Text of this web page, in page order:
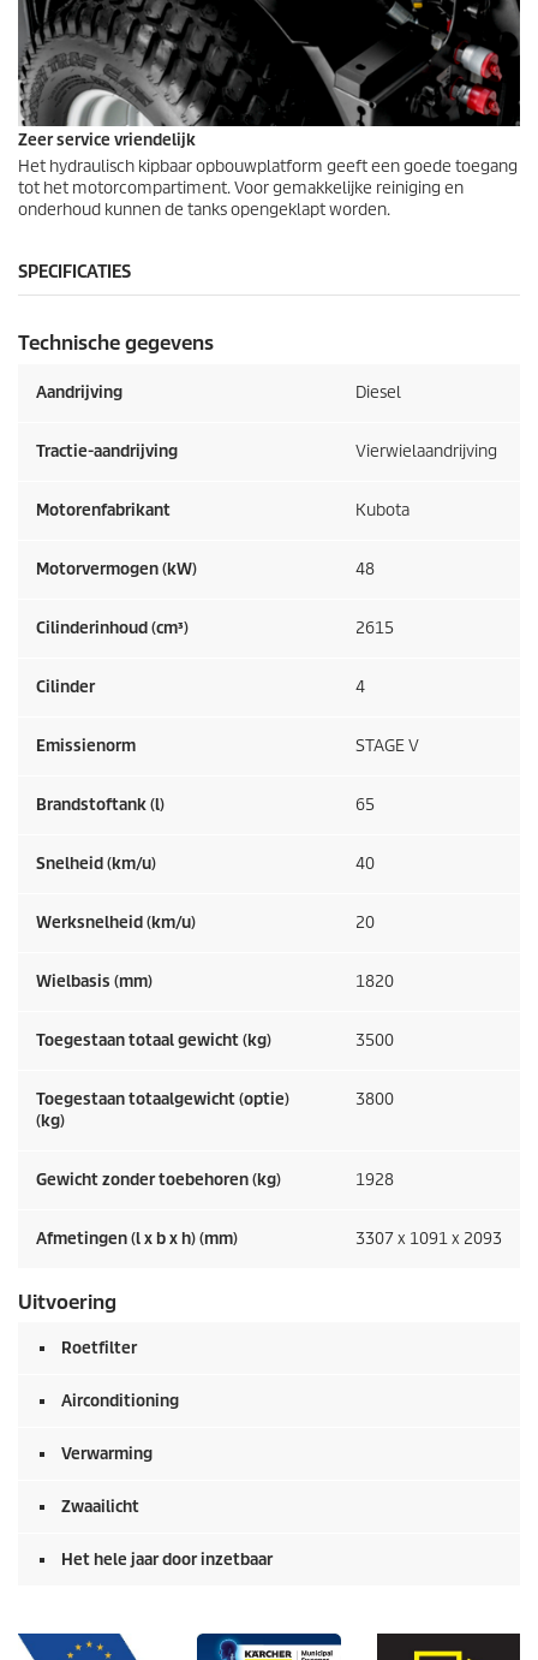
Zeer service vriendelijk
Het hydraulisch kipbaar opbouwplatform geeft een goede toegang
tot het motorcompartiment. Voor gemakkelijke reiniging en
onderhoud kunnen de tanks opengeklapt worden.
SPECIFICATIES
Technische gegevens
Aandrijving Diesel
Tractie-aandrijving Vierwielaandrijving
Motorenfabrikant Kubota
Motorvermogen (kW) 48
Cilinderinhoud (cm³) 2615
Cilinder 4
Emissienorm STAGE V
Brandstoftank (l) 65
Snelheid (km/u) 40
Werksnelheid (km/u) 20
Wielbasis (mm) 1820
Toegestaan totaal gewicht (kg) 3500
Toegestaan totaalgewicht (optie)
(kg)
3800
Gewicht zonder toebehoren (kg) 1928
Afmetingen (l x b x h) (mm) 3307 x 1091 x 2093
Uitvoering
Roetfilter
Airconditioning
Verwarming
Zwaailicht
Het hele jaar door inzetbaar